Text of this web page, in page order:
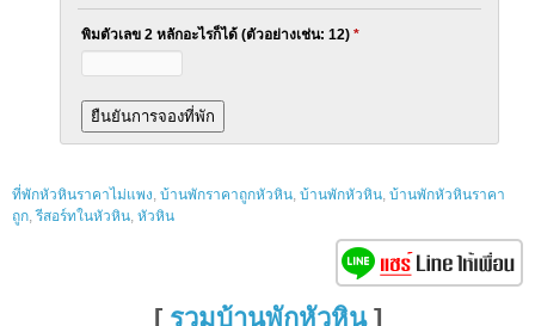
พิมตัวเลข 2 หลักอะไรก็ได้ (ตัวอย่างเช่น: 12)*
ที่พักหัวหินราคาไม่แพง, บ้านพักราคาถูกหัวหิน, บ้านพักหัวหิน, บ้านพักหัวหินราคา
ถูก,รีสอร์ทในหัวหิน, หัวหิน
[ รวมบ้านพักหัวหิน]